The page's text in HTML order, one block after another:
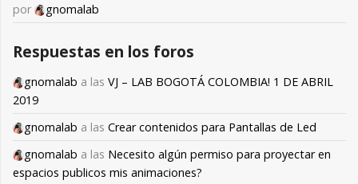
por
gnomalab
Respuestas en los foros
gnomalab a las VJ – LAB BOGOTÁ COLOMBIA! 1 DE ABRIL
2019
gnomalab a las Crear contenidos para Pantallas de Led
gnomalab a las Necesito algún permiso para proyectar en
espacios publicos mis animaciones?